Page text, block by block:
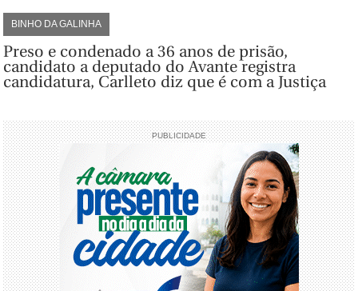
BINHO DA GALINHA
Preso e condenado a 36 anos de prisão,
candidato a deputado do Avante registra
candidatura, Carlleto diz que é com a Justiça
PUBLICIDADE